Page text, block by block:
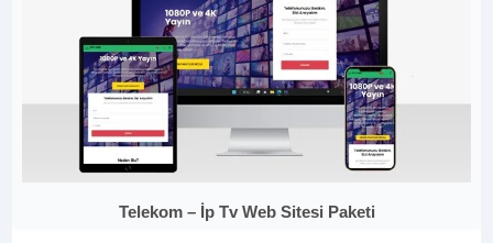
Telekom – İp Tv Web Sitesi Paketi